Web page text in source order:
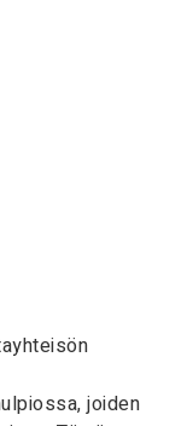
joiden